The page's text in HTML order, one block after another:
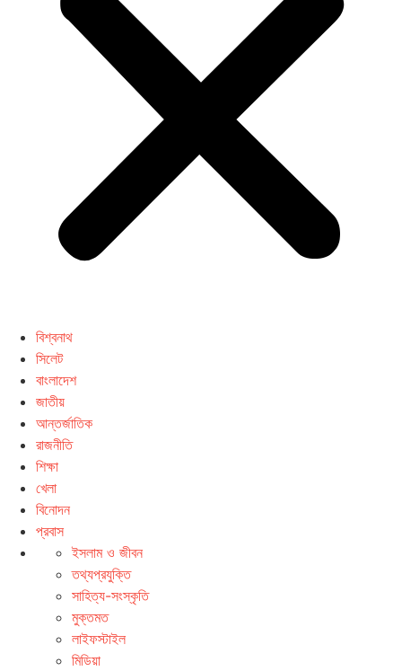
বিশ্বনাথ
সিলেট
বাংলাদেশ
জাতীয়
আন্তর্জাতিক
রাজনীতি
শিক্ষা
খেলা
বিনোদন
প্রবাস
ইসলাম ও জীবন
তথ্যপ্রযুক্তি
সাহিত্য-সংস্কৃতি
মুক্তমত
লাইফস্টাইল
মিডিয়া